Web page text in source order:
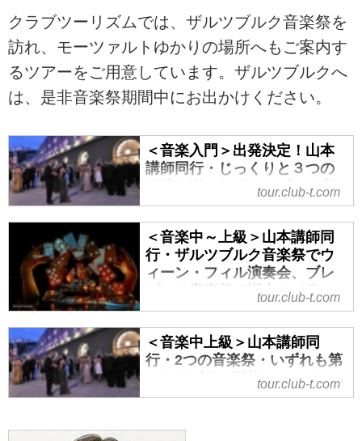
クラブツーリズムでは、ザルツブルク音楽祭を
訪れ、モーツァルトゆかりの場所へもご案内す
るツアーをご用意しています。ザルツブルクへ
は、是非音楽祭期間中にお出かけください。
＜音楽入門＞出発決定！山本
講師同行・じっくりと３つの
公演を楽しむザルツブルク音
楽祭の夏満喫 ６日間 ～魔笛
～ウィーン・フィル～ベルリ
ン・フィル～鑑賞！｜クラブ
ツーリズム
＜音楽入門＞出発決定！山本講師
同行・じっくりと３つの公演を楽
６日間 ～魔笛～ウィーン・フィ
ル～ベルリン・フィル～鑑賞！の
紹介をしています。ツアー・旅行
のお申込ならクラブツーリズム。
tour.club-t.com
＜音楽中～上級＞山本講師同
行・ザルツブルク音楽祭でウ
ィーン・フィル演奏会、ブレ
ゲンツ音楽祭で湖上オペラ
「カルメン」鑑賞 ウィー
ン・グラーツ・ザルツブルク
10日間｜クラブツーリズム
＜音楽中～上級＞山本講師同行・
ザルツブルク音楽祭でウィーン・
tour.club-t.com
＜音楽中上級＞山本講師同
行・2つの音楽祭・いずれも第
１カテゴリー確約 ヘルベル
ト・フォン・カラヤン生誕１
祭&ルツェルン音楽祭８日間｜
tour.club-t.com